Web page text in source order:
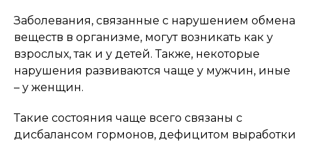
Заболевания, связанные с нарушением обмена
веществ в организме, могут возникать как у
взрослых, так и у детей. Также, некоторые
нарушения развиваются чаще у мужчин, иные
– у женщин.
Такие состояния чаще всего связаны с
дисбалансом гормонов, дефицитом выработки